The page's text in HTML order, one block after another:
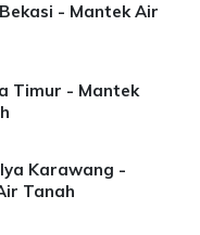
- Mantek Air
Timur - Mantek
Karawang -
Tanah